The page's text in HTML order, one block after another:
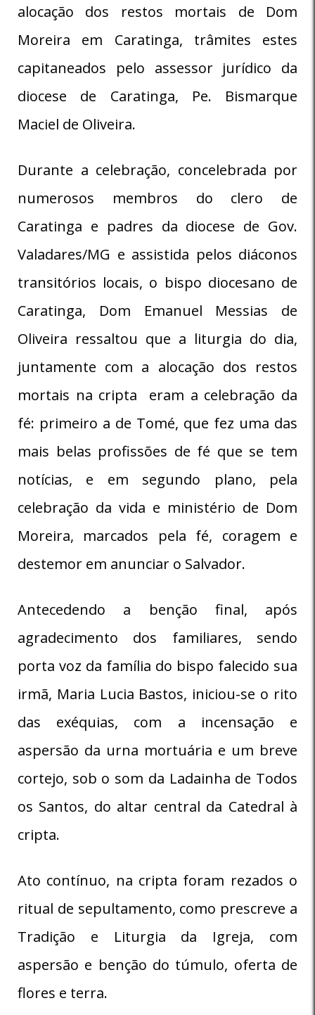
alocação dos restos mortais de Dom
Moreira em Caratinga, trâmites estes
capitaneados pelo assessor jurídico da
diocese de Caratinga, Pe. Bismarque
Maciel de Oliveira.
Durante a celebração, concelebrada por
numerosos membros do clero de
Caratinga e padres da diocese de Gov.
Valadares/MG e assistida pelos diáconos
transitórios locais, o bispo diocesano de
Caratinga, Dom Emanuel Messias de
Oliveira ressaltou que a liturgia do dia,
juntamente com a alocação dos restos
mortais na cripta eram a celebração da
fé: primeiro a de Tomé, que fez uma das
mais belas profissões de fé que se tem
notícias, e em segundo plano, pela
celebração da vida e ministério de Dom
Moreira, marcados pela fé, coragem e
destemor em anunciar o Salvador.
Antecedendo a benção final, após
agradecimento dos familiares, sendo
porta voz da família do bispo falecido sua
irmã, Maria Lucia Bastos, iniciou-se o rito
das exéquias, com a incensação e
aspersão da urna mortuária e um breve
cortejo, sob o som da Ladainha de Todos
os Santos, do altar central da Catedral à
cripta.
Ato contínuo, na cripta foram rezados o
ritual de sepultamento, como prescreve a
Tradição e Liturgia da Igreja, com
aspersão e benção do túmulo, oferta de
flores e terra.